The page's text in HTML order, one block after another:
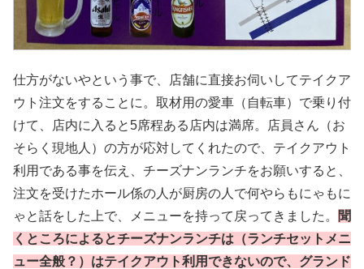
仕方がないやという事で、店舗に直接お伺いしてテイクア
ウト注文をすることに。取材用の愛車（自転車）で乗り付
けて、店内に入ると5席程ある店内は満席。店員さん（お
そらく現地人）の方が応対してくれたので、テイクアウト
利用である事を伝え、チーズナンランチをお願いすると、
注文を受けたホール係の人が厨房の人で何やらもにゃもに
ゃと話をした上で、メニューを持って戻ってきました。
聞
くところによるとチーズナンランチは（ランチセットメニ
ュー全般？）はテイクアウト利用できないので、グランド